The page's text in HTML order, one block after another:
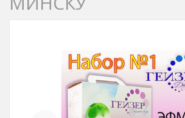
Previous